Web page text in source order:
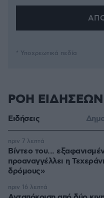
* Υποχρεωτικά πεδία
ΡΟΗ ΕΙΔΗΣΕΩΝ
Ειδήσεις
Βίντεο του...
προαναγγέλλει η
δρόμους»
πριν 7 λεπτά
πριν 16 λεπτά